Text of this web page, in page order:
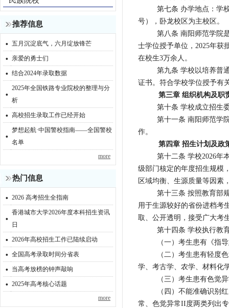
推荐信息
· 五月沉淀底气，六月绽放锋芒
· 亲爱的勇士们
· 结合2024年录取数据
· 2025年全国铁路专业院校的整理与分
析
· 高校招生录取工作已经开始
· 梦想起航·中国警校指南——全国警校
名单
more
热门信息
· 2026 高考招生全指南
· 香港城市大学2026年度本科招生资讯
日
· 2026年高校招生工作已陆续启动
· 全国高考录取时间分省表
· 当高考放榜的钟声敲响
· 2025年高考核心话题
more
第七条 办学地点：学
号），卧龙校区为主校区。
第八条 南阳师范学院
士学位授予单位，2025年获
在校生3万余人。
第九条 学校以培养普
证书。符合学校学位授予有
第三章 组织机构及职
第十条 学校成立招生
第十一条 南阳师范学
作。
第四章 招生计划及政
第十二条 学校2026年
级部门核定的年度招生规模
区域均衡、生源质量等因素
第十三条 按照教育部
用于生源较好的省份进档考
取、公开透明，接受广大考
第十四条 学校执行教
（一）考生患有《指
（二）考生患有轻度
学、考古学、农学、材料化
（三）考生患有色觉
（四）不能准确识别
常、色觉异常II度两类列出